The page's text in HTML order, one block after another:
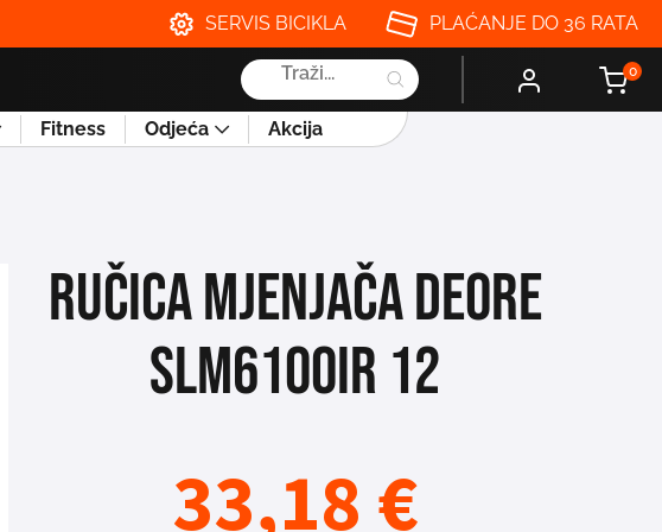
SERVIS BICIKLA PLAĆANJE DO 36 RATA
Products
search
0
Fitness Odjeća Akcija
RUČICA MJENJAČA DEORE
SLM6100IR 12
33,18€